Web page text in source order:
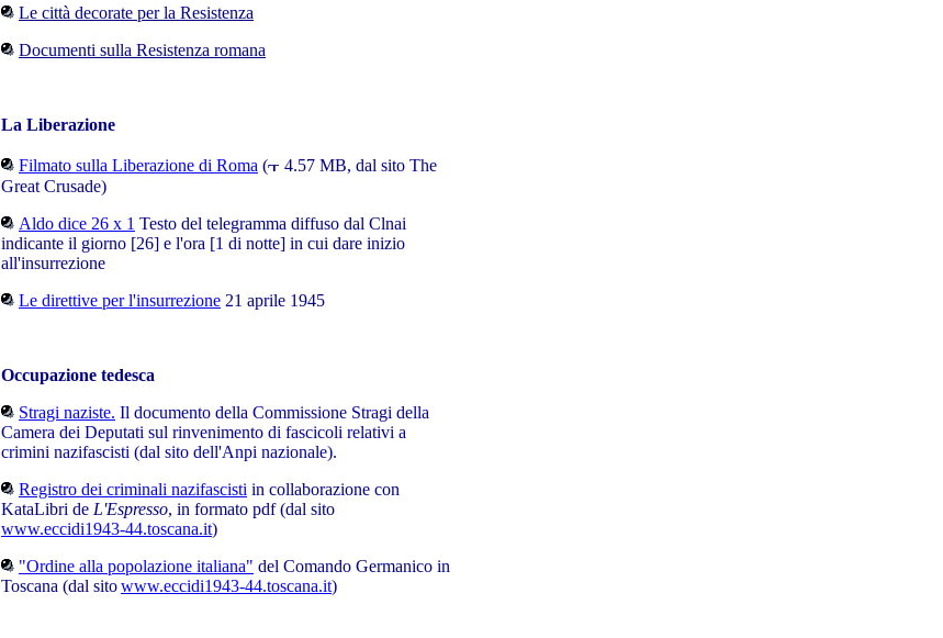
Le città decorate per la Resistenza
Documenti sulla Resistenza romana
La Liberazione
Filmato sulla Liberazione di Roma (
4.57 MB, dal sito The
Great Crusade)
Aldo dice 26 x 1 Testo del telegramma diffuso dal Clnai
indicante il giorno [26] e l'ora [1 di notte] in cui dare inizio
all'insurrezione
Le direttive per l'insurrezione 21 aprile 1945
Occupazione tedesca
Stragi naziste. Il documento della Commissione Stragi della
Camera dei Deputati sul rinvenimento di fascicoli relativi a
crimini nazifascisti (dal sito dell'Anpi nazionale).
Registro dei criminali nazifascisti in collaborazione con
KataLibri de L'Espresso, in formato pdf (dal sito
www.eccidi1943-44.toscana.it)
"Ordine alla popolazione italiana" del Comando Germanico in
Toscana (dal sitowww.eccidi1943-44.toscana.it)